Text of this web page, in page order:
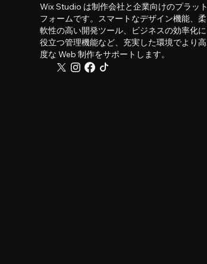
Wix Studio は制作会社と企業向けのプラット
フォームです。スマートなデザイン機能、柔
軟性の高い開発ツール、ビジネスの効率化に
役立つ管理機能など、充実した環境でより高
度な Web 制作をサポートします。